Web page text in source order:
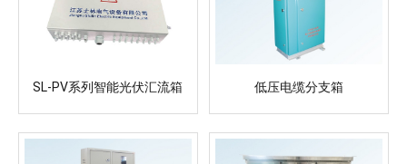
SL-PV系列智能光伏汇流箱 低压电缆分支箱